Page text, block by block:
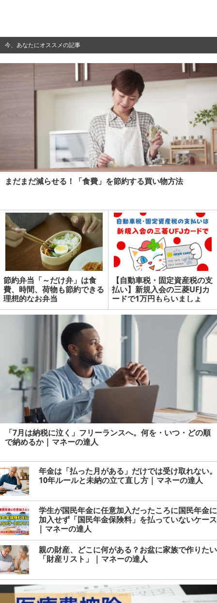
今、あなたにオススメの記事
まだまだ減らせる！「食費」を節約する買い物方法
節約弁当「～だけ弁」は食
費、時間、荷物も節約できる
理想的なお弁当
【自動車税・固定資産税の支
払い】新規入会の三菱UFJカ
ードで1万円もらいましょ
う QRコード決済よりすご
い | マネーの達人
「7月は納税に泣く」フリーランスへ。何を・いつ・どの順
で納めるか | マネーの達人
年金は「払った月がある」だけでは受け取れない。
10年ルールと未納の立て直し方 | マネーの達人
学生が国民年金に任意加入だったころに国民年金に
加入せず「国民年金保険料」を払っていないケース
| マネーの達人
親の財産、どこに何がある？お盆に家族で作りたい
「財産リスト」 | マネーの達人